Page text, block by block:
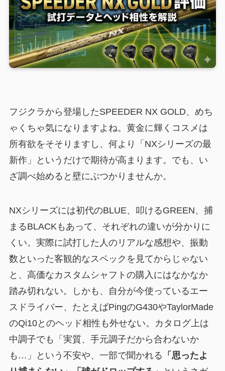
フジクラから登場したSPEEDER NX GOLD、めち
ゃくちゃ気になりますよね。黄金に輝くコスメは
所有欲をそそりますし、何より「NXシリーズの最
新作」というだけで期待が高まります。でも、い
ざ調べ始めると壁にぶつかりませんか。
NXシリーズには初代のBLUE、叩けるGREEN、捕
まるBLACKもあって、それぞれの違いが分かりに
くい。実際に試打した人のリアルな感想や、振動
数といった客観的なスペックを見てからじゃない
と、高価なカスタムシャフトの購入にはなかなか
踏み切れない。しかも、自分が今使っているエー
スドライバー、たとえばPingのG430やTaylorMade
のQi10とのヘッド相性も外せない。カタログ上は
中調子でも「実質、手元調子だから合わないか
も…」という不安や、一部で聞かれる 「思ったよ